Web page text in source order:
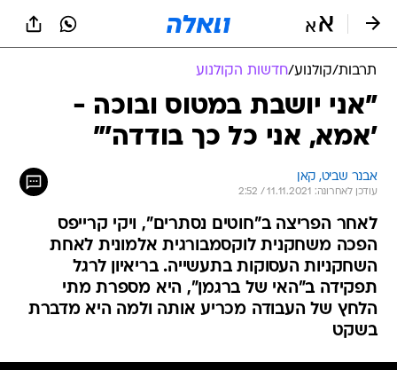
תרבות/קולנוע/חדשות הקולנוע
"אני יושבת במטוס ובוכה -
'אמא, אני כל כך בודדה'"
אבנר שביט, קאן
עודכן לאחרונה: 11.11.2021 / 2:52
לאחר הפריצה ב"חוטים נסתרים", ויקי קרייפס
הפכה משחקנית לוקסמבורגית אלמונית לאחת
השחקניות העסוקות בתעשייה. בריאיון לרגל
תפקידה ב"האי של ברגמן", היא מספרת מתי
הלחץ של העבודה מכריע אותה ולמה היא מדברת
בשקט